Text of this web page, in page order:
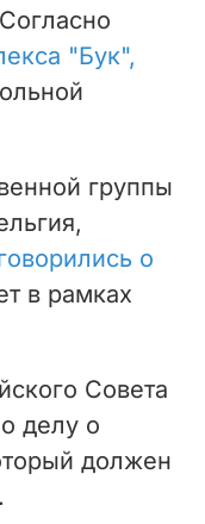
"Бук",
группы
о
в рамках
Совета
делу о
должен